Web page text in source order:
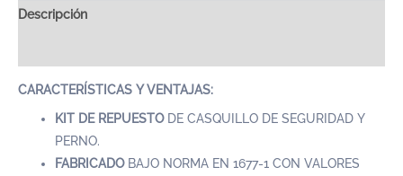
Descripción
CARACTERÍSTICAS Y VENTAJAS:
KIT DE REPUESTODE CASQUILLO DE SEGURIDAD Y
PERNO.
FABRICADOBAJO NORMA EN 1677-1 CON VALORES